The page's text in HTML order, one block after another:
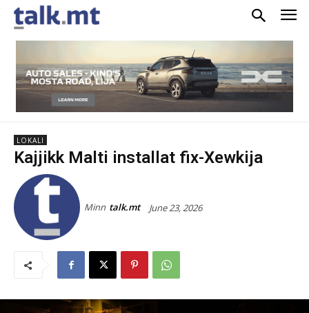
LOKALI
Kajjikk Malti installat fix-Xewkija
Minn talk.mt June 23, 2026